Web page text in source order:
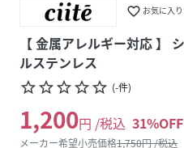
favorite_border お気に入
【 金属アレルギー対応 】
ルステンレス
star_borderstar_borderstar_borderstar_borderstar_border (-件)
1,200円 /税込 31%OFF
メーカー希望小売価格1,750円 /税込